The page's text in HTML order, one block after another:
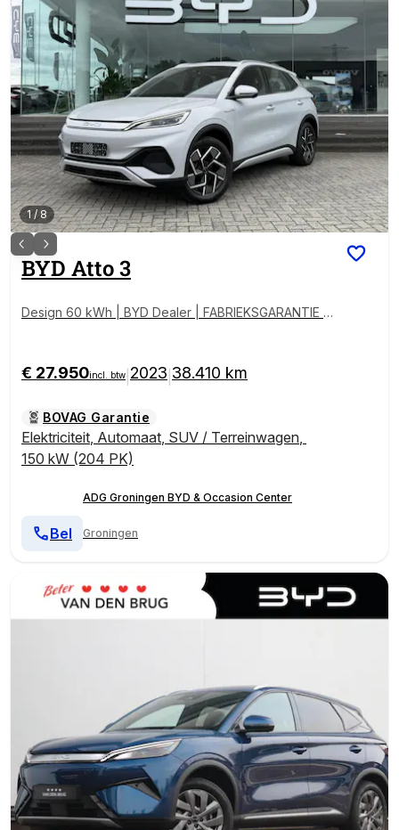
1/8
BYD Atto 3
Design 60 kWh | BYD Dealer | FABRIEKSGARANTIE |
€ 27.950incl. btw 2023 38.410 km
BOVAG Garantie
Elektriciteit, Automaat, SUV / Terreinwagen,
150 kW (204 PK)
ADG Groningen BYD & Occasion Center
Groningen
Bel